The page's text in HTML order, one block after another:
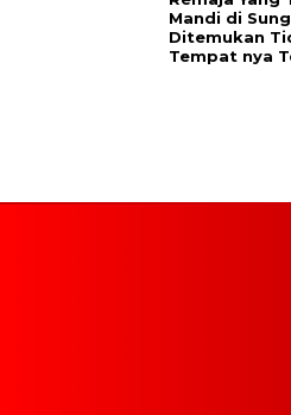
Mandi di
Ditemukan
Tempat nya